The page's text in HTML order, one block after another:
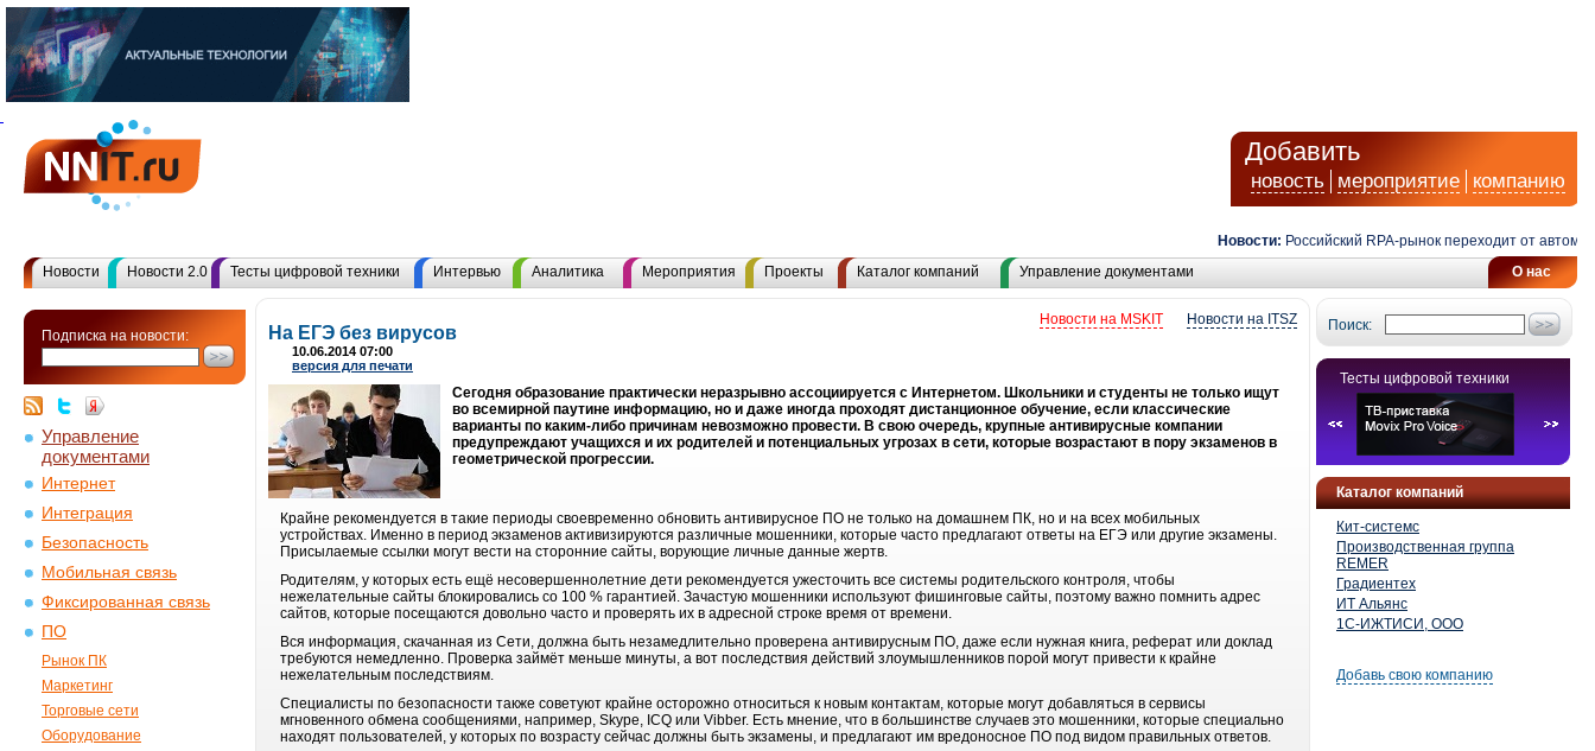
Добавить
новость мероприятие компанию
Новости: Российский RPA-рынок переходит от
О нас
Новости Новости 2.0 Тесты цифровой техники Интервью Аналитика Мероприятия Проекты Каталог компаний Управление документами
Подписка на новости:
Управление
документами
Интернет
Интеграция
Безопасность
Мобильная связь
Фиксированная связь
ПО
Рынок ПК
Маркетинг
Торговые сети
Оборудование
Поиск:
Тесты цифровой техники
Каталог компаний
Кит-системс
Производственная группа
REMER
Градиентех
ИТ Альянс
1С-ИЖТИСИ, ООО
Добавь свою компанию
Новости на ITSZ
Новости на MSKIT
На ЕГЭ без вирусов
10.06.2014 07:00
версия для печати
Сегодня образование практически неразрывно ассоциируется с Интернетом. Школьники и студенты не только ищут
во всемирной паутине информацию, но и даже иногда проходят дистанционное обучение, если классические
варианты по каким-либо причинам невозможно провести. В свою очередь, крупные антивирусные компании
предупреждают учащихся и их родителей и потенциальных угрозах в сети, которые возрастают в пору экзаменов в
геометрической прогрессии.
Крайне рекомендуется в такие периоды своевременно обновить антивирусное ПО не только на домашнем ПК, но и на всех мобильных
устройствах. Именно в период экзаменов активизируются различные мошенники, которые часто предлагают ответы на ЕГЭ или другие экзамены.
Присылаемые ссылки могут вести на сторонние сайты, ворующие личные данные жертв.
Родителям, у которых есть ещё несовершеннолетние дети рекомендуется ужесточить все системы родительского контроля, чтобы
нежелательные сайты блокировались со 100 % гарантией. Зачастую мошенники используют фишинговые сайты, поэтому важно помнить адрес
сайтов, которые посещаются довольно часто и проверять их в адресной строке время от времени.
Вся информация, скачанная из Сети, должна быть незамедлительно проверена антивирусным ПО, даже если нужная книга, реферат или доклад
требуются немедленно. Проверка займёт меньше минуты, а вот последствия действий злоумышленников порой могут привести к крайне
нежелательным последствиям.
Специалисты по безопасности также советуют крайне осторожно относиться к новым контактам, которые могут добавляться в сервисы
мгновенного обмена сообщениями, например, Skype, ICQ или Vibber. Есть мнение, что в большинстве случаев это мошенники, которые специально
находят пользователей, у которых по возрасту сейчас должны быть экзамены, и предлагают им вредоносное ПО под видом правильных ответов.